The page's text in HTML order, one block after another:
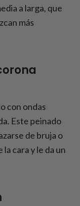
a larga, que
más
con ondas
Este peinado
de bruja o
cara y le da un